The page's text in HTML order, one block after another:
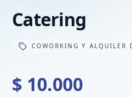
Catering
COWORKING Y ALQUILER
$ 10.000